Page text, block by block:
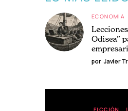
ECONOMÍA
Odisea”
por Javier
FICCIÓN